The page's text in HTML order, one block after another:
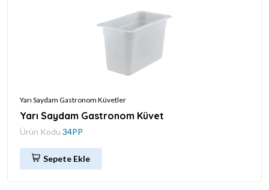
Yarı Saydam Gastronom Küvetler
Yarı Saydam Gastronom Küvet
Ürün Kodu 34PP
Sepete Ekle